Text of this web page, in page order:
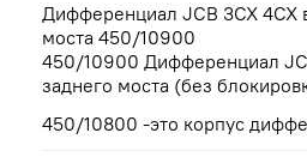
Дифференциал JCB 3CX 4CX
моста 450/10900
450/10900 Дифференциал
заднего моста (без
450/10800 -это корпус